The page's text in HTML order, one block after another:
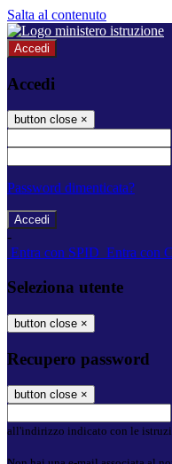
Salta al contenuto
Accedi
Accedi
button close ×
Password dimenticata?
-
Entra con SPID Entra con
Seleziona utente
button close ×
Recupero password
button close ×
all'indirizzo indicato con le